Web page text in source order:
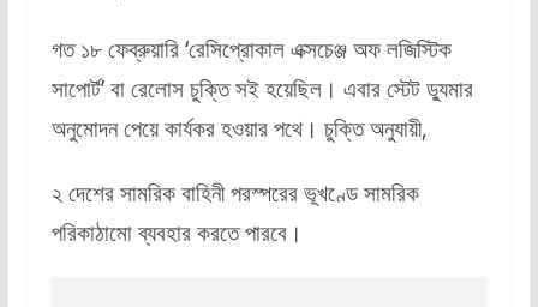
গত ১৮ ফেব্রুয়ারি ‘রেসিপ্রোকাল এক্সচেঞ্জ অফ লজিস্টিক
সাপোর্ট’ বা রেলোস চুক্তি সই হয়েছিল। এবার স্টেট ড্যুমার
অনুমোদন পেয়ে কার্যকর হওয়ার পথে। চুক্তি অনুযায়ী,
২ দেশের সামরিক বাহিনী পরস্পরের ভূখণ্ডে সামরিক
পরিকাঠামো ব্যবহার করতে পারবে।